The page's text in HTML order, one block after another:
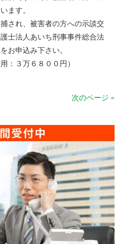
ます。
され、被害者の方への示談交
士法人あいち刑事事件総合法
お申込み下さい。
：３万６８００円）
次のページ »